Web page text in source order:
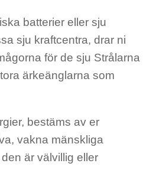
batterier eller sju
sju kraftcentra, drar ni
för de sju Strålarna
ärkeänglarna som
bestäms av er
vakna mänskliga
är välvillig eller